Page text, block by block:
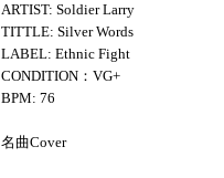
ARTIST: Soldier Larry
TITTLE: Silver Words
LABEL: Ethnic Fight
CONDITION：VG+
BPM: 76
名曲Cover